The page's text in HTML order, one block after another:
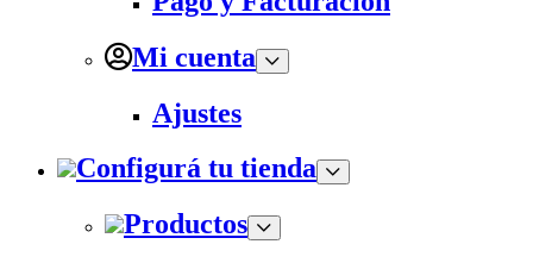
Mi cuenta
Ajustes
Configurá tu tienda
Productos